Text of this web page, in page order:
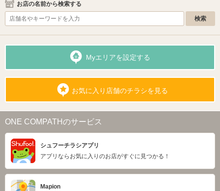
お店の名前から検索する
Myエリアを設定する
お気に入り店舗のチラシを見る
ONE COMPATHのサービス
シュフーチラシアプリ
アプリならお気に入りのお店がすぐに見つかる！
Mapion